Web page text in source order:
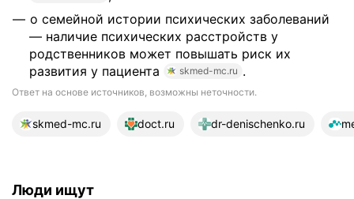
о семейной истории психических заболеваний
— наличие психических расстройств у
родственников может повышать риск их
развития у пациента
skmed-mc.ru .
Ответ на основе источников, возможны неточности.
20 источников
skmed-mc.ru doct.ru dr-denischenko.ru
Люди ищут